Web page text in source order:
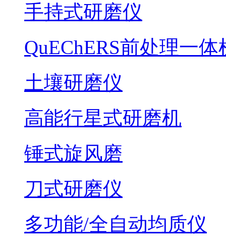
手持式研磨仪
QuEChERS前处理一体
土壤研磨仪
高能行星式研磨机
锤式旋风磨
刀式研磨仪
多功能/全自动均质仪